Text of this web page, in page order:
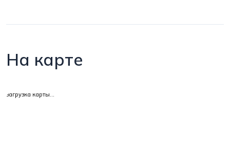
На карте
загрузка карты...